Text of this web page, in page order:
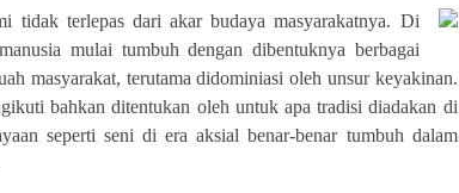
tidak terlepas dari akar budaya masyarakatnya. Di
mulai tumbuh dengan dibentuknya berbagai
masyarakat, terutama didominiasi oleh unsur keyakinan.
bahkan ditentukan oleh untuk apa tradisi diadakan di
seperti seni di era aksial benar-benar tumbuh dalam